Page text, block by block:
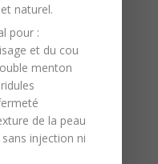
de
et
des
engageons à
et de
naturel.
pour :
et du cou
menton
de la peau
injection ni